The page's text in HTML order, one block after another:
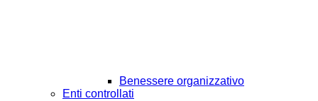
Benessere organizzativo
Enti controllati